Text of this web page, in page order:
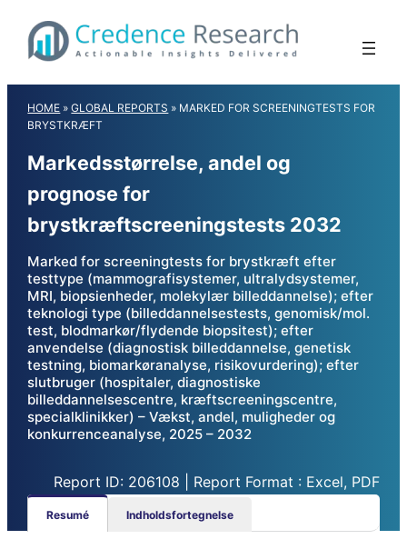
content
HOME »GLOBAL REPORTS » MARKED FOR SCREENINGTESTS FOR
BRYSTKRÆFT
Markedsstørrelse, andel og
prognose for
brystkræftscreeningstests 2032
Marked for screeningtests for brystkræft efter
testtype (mammografisystemer, ultralydsystemer,
MRI, biopsienheder, molekylær billeddannelse); efter
teknologi type (billeddannelsestests, genomisk/mol.
test, blodmarkør/flydende biopsitest); efter
anvendelse (diagnostisk billeddannelse, genetisk
testning, biomarkøranalyse, risikovurdering); efter
slutbruger (hospitaler, diagnostiske
billeddannelsescentre, kræftscreeningscentre,
specialklinikker) – Vækst, andel, muligheder og
konkurrenceanalyse, 2025 – 2032
Report ID: 206108 | Report Format : Excel, PDF
Resumé Indholdsfortegnelse